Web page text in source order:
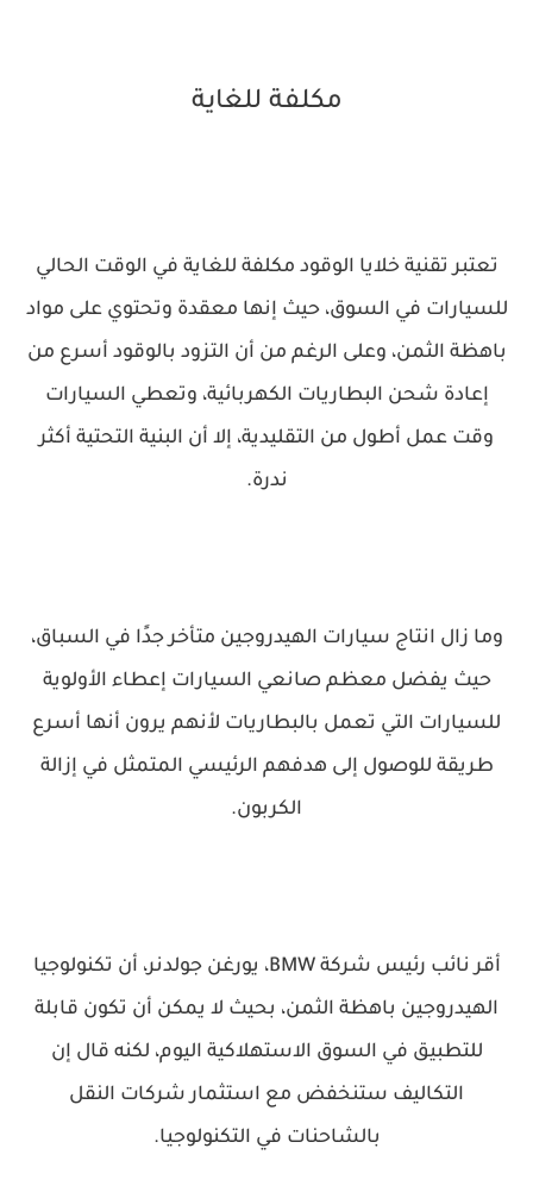
مكلفة للغاية
تعتبر تقنية خلايا الوقود مكلفة للغاية في الوقت الحالي
للسيارات في السوق، حيث إنها معقدة وتحتوي على مواد
باهظة الثمن، وعلى الرغم من أن التزود بالوقود أسرع من
إعادة شحن البطاريات الكهربائية، وتعطي السيارات
وقت عمل أطول من التقليدية، إلا أن البنية التحتية أكثر
ندرة.
وما زال انتاج سيارات الهيدروجين متأخر جدًا في السباق،
حيث يفضل معظم صانعي السيارات إعطاء الأولوية
للسيارات التي تعمل بالبطاريات لأنهم يرون أنها أسرع
طريقة للوصول إلى هدفهم الرئيسي المتمثل في إزالة
الكربون.
أقر نائب رئيس شركة BMW، يورغن جولدنر، أن تكنولوجيا
الهيدروجين باهظة الثمن، بحيث لا يمكن أن تكون قابلة
للتطبيق في السوق الاستهلاكية اليوم، لكنه قال إن
التكاليف ستنخفض مع استثمار شركات النقل
بالشاحنات في التكنولوجيا.